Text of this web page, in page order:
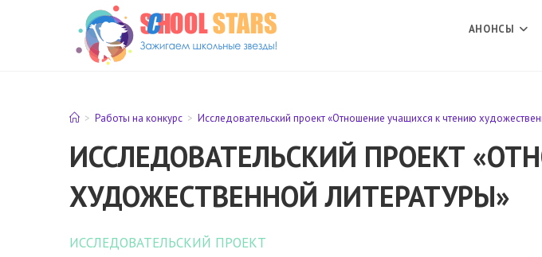
АНОНСЫ
> Работы на конкурс > Исследовательский проект «Отношение учащихся к чтению
ИССЛЕДОВАТЕЛЬСКИЙ ПРОЕКТ
ХУДОЖЕСТВЕННОЙ ЛИТЕРАТУРЫ»
ИССЛЕДОВАТЕЛЬСКИЙ ПРОЕКТ